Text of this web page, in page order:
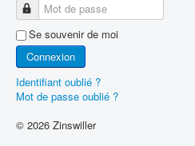
Mot de passe
Se souvenir de moi
Connexion
Identifiant oublié ?
Mot de passe oublié ?
© 2026 Zinswiller